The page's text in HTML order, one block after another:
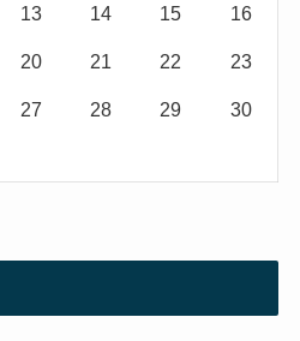
13 14 15 16
20 21 22 23
27 28 29 30